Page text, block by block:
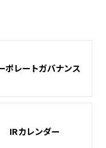
ポレートガバナンス
IRカレンダー